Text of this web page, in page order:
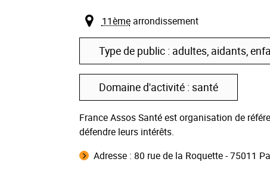
11èmearrondissement
Type de public : adultes, aidants,
Domaine d'activité : santé
France Assos Santé est organisation de
défendre leurs intérêts.
Adresse : 80 rue de la Roquette - 75011